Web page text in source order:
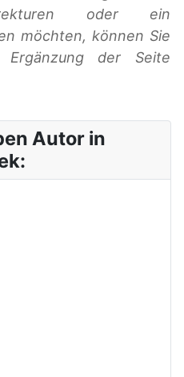
oder ein
möchten, können Sie
der Seite
Autor in